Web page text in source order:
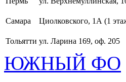
Самара Циолковского, 1А (1
Тольятти ул. Ларина 169, оф. 205
ЮЖНЫЙ ФО